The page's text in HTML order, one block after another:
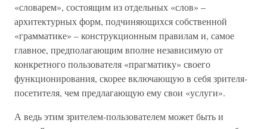
«словарем», состоящим из отдельных «слов» –
архитектурных форм, подчиняющихся собственной
«грамматике» – конструкционным правилам и, самое
главное, предполагающим вполне независимую от
конкретного пользователя «прагматику» своего
функционирования, скорее включающую в себя зрителя-
посетителя, чем предлагающую ему свои «услуги».
А ведь этим зрителем-пользователем может быть и